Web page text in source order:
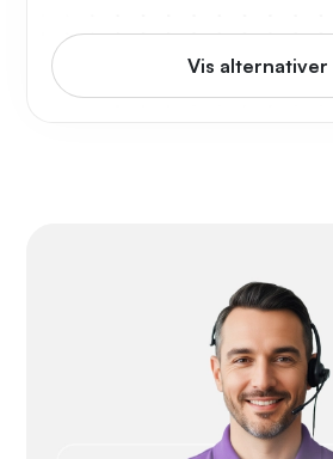
Vis alternativer